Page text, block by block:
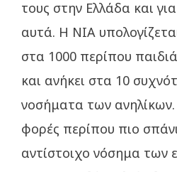
τους στην Ελλάδα και
αυτά. Η ΝΙΑ
στα 1000 περίπου
και ανήκει στα 10
νοσήματα των ανηλίκων.
φορές περίπου πιο
αντίστοιχο νόσημα των